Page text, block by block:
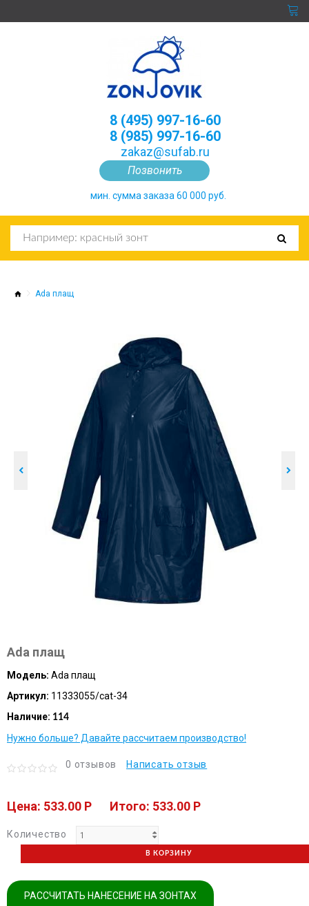
Позвонить
8 (495) 997-16-60
8 (985) 997-16-60
zakaz@sufab.ru
мин. сумма заказа 60 000 руб.
Ada плащ
Ada плащ
Модель: Ada плащ
Артикул: 11333055/cat-34
Наличие: 114
Нужно больше? Давайте рассчитаем производство!
0 отзывов Написать отзыв
Цена: 533.00 P Итого: 533.00 P
Количество
В КОРЗИНУ
РАССЧИТАТЬ НАНЕСЕНИЕ НА ЗОНТАХ